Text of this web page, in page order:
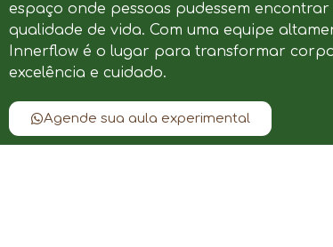
espaço onde pessoas pudessem
qualidade de vida. Com uma equipe
Innerflow é o lugar para transformar
excelência e cuidado.
Agende sua aula experimental